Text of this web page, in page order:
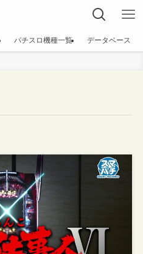
パチスロ機種一覧 データベース